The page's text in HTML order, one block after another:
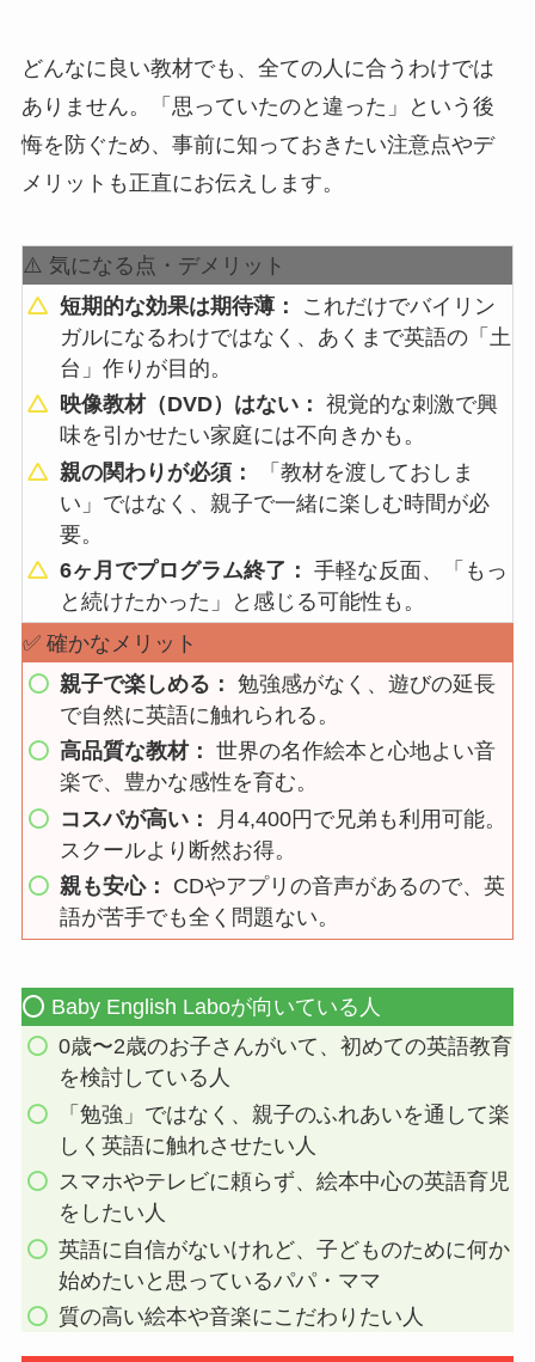
どんなに良い教材でも、全ての人に合うわけでは
ありません。「思っていたのと違った」という後
悔を防ぐため、事前に知っておきたい注意点やデ
メリットも正直にお伝えします。
⚠️ 気になる点・デメリット
短期的な効果は期待薄：
これだけでバイリン
ガルになるわけではなく、あくまで英語の「土
台」作りが目的。
映像教材（DVD）はない： 視覚的な刺激で興
味を引かせたい家庭には不向きかも。
親の関わりが必須：
「教材を渡しておしま
い」ではなく、親子で一緒に楽しむ時間が必
要。
6ヶ月でプログラム終了： 手軽な反面、「もっ
と続けたかった」と感じる可能性も。
✅ 確かなメリット
親子で楽しめる： 勉強感がなく、遊びの延長
で自然に英語に触れられる。
高品質な教材： 世界の名作絵本と心地よい音
楽で、豊かな感性を育む。
コスパが高い：
月4,400円で兄弟も利用可能。
スクールより断然お得。
親も安心：
CDやアプリの音声があるので、英
語が苦手でも全く問題ない。
⭕️ Baby English Laboが向いている人
0歳〜2歳のお子さんがいて、初めての英語教育
を検討している人
「勉強」ではなく、親子のふれあいを通して楽
しく英語に触れさせたい人
スマホやテレビに頼らず、絵本中心の英語育児
をしたい人
英語に自信がないけれど、子どものために何か
始めたいと思っているパパ・ママ
質の高い絵本や音楽にこだわりたい人